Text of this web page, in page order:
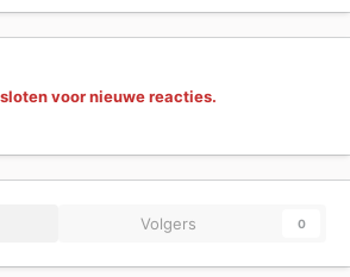
voor nieuwe reacties.
Volgers 0